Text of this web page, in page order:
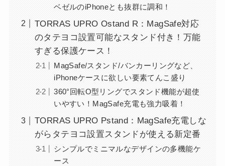
ベゼルのiPhoneとも抜群に調和！
TORRAS UPRO Ostand R：MagSafe対応
のタテヨコ設置可能なスタンド付き！万能
すぎる保護ケース！
MagSafe/スタンド/バンカーリングなど、
iPhoneケースに欲しい要素てんこ盛り
360°回転O型リングでスタンド機能が超使
いやすい！MagSafe充電も強力吸着！
TORRAS UPRO Pstand：MagSafe充電しな
がらタテヨコ設置スタンドが使える新定番
シンプルでミニマルなデザインの多機能ケ
ース